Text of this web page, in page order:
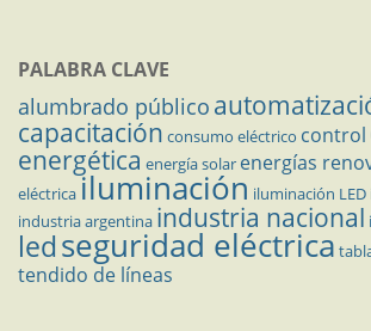
PALABRA CLAVE
alumbrado público
capacitación consumo eléctrico control
energética energía solar energías
eléctricailuminación iluminación LED
industria argentina industria nacional
ledseguridad eléctrica
tendido de líneas